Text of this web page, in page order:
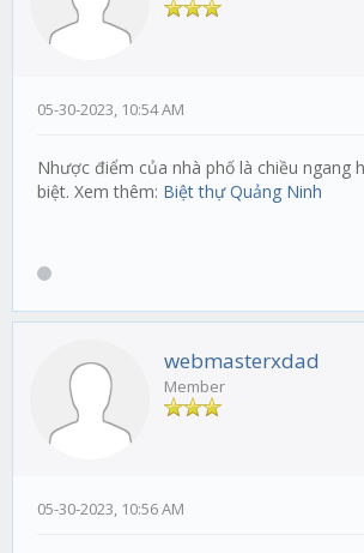
05-30-2023, 10:54 AM
Nhược điểm của nhà phố là chiều ngang
biệt. Xem thêm: Biệt thự Quảng Ninh
webmasterxdad
Member
05-30-2023, 10:56 AM